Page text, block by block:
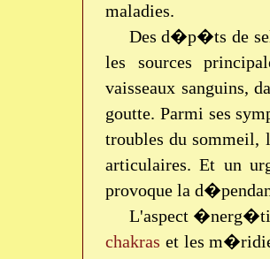
maladies.
Des d�p�ts de
les sources
vaisseaux sanguins,
goutte. Parmi ses
troubles du sommeil,
articulaires. Et un
provoque la
L'aspect
chakras et les